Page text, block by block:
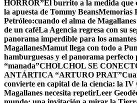
HORROR”El burrito a la medida que
la apuesta de Tommy BeansMemorias
Petróleo:cuando el alma de Magallanes
de un caféLa Agencia regresa con su
panorama imperdible para los
MagallanesMamut llega con todo a
hamburguesas y el panorama
“manada”CHOLCHOL SE
ANTÁRTICA “ARTURO PRAT”
convierte en capital de la ciencia: la
Magallanes necesita repetirLeer